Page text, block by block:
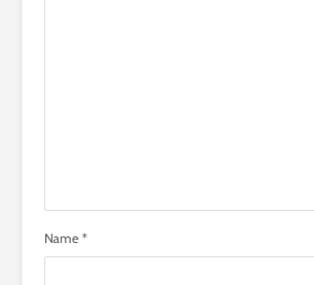
Name *